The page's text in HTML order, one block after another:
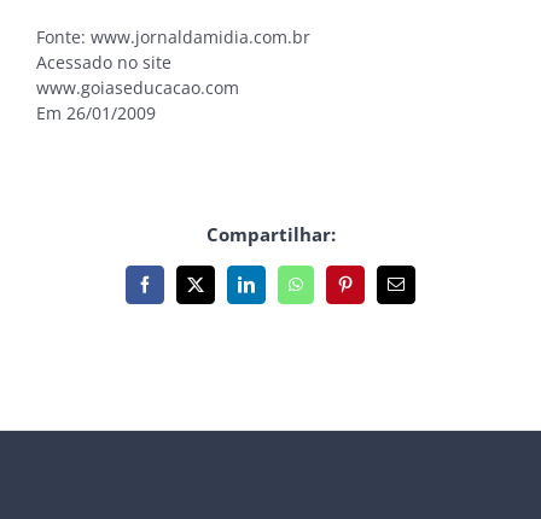
Fonte: www.jornaldamidia.com.br
Acessado no site
www.goiaseducacao.com
Em 26/01/2009
Compartilhar:
Facebook
X LinkedInWhatsAppPinterest
E-
mail